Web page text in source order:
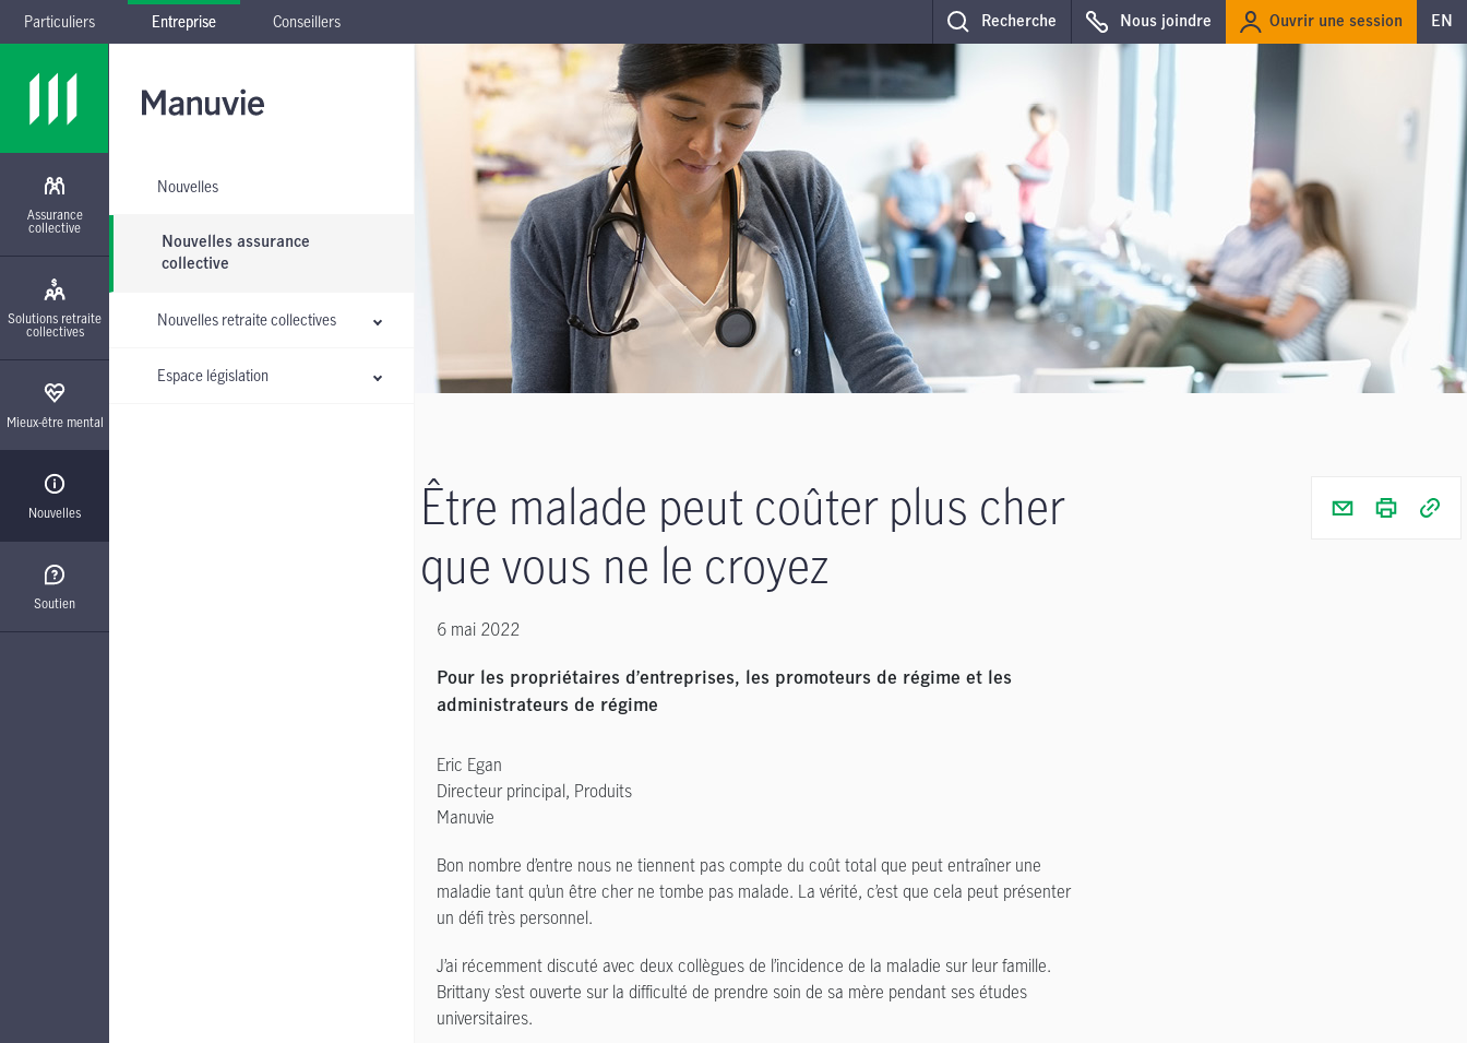
Passer à la navigation principale
Passer au contenu principal
Passer au pied de page
Particuliers Entreprise Conseillers Recherche Nous joindre Ouvrir une session EN
Assurance
collective
Solutions retraite
collectives
Mieux-être mental
Nouvelles
Nouvelles
Nouvelles assurance
collective
Nouvelles retraite collectives
Espace législation
Soutien
Être malade peut coûter plus cher
que vous ne le croyez
6 mai 2022
Pour les propriétaires d’entreprises, les promoteurs de régime et les
administrateurs de régime
Eric Egan
Directeur principal, Produits
Manuvie
Bon nombre d’entre nous ne tiennent pas compte du coût total que peut entraîner une
maladie tant qu’un être cher ne tombe pas malade. La vérité, c’est que cela peut présenter
un défi très personnel.
J’ai récemment discuté avec deux collègues de l’incidence de la maladie sur leur famille.
Brittany s’est ouverte sur la difficulté de prendre soin de sa mère pendant ses études
universitaires.